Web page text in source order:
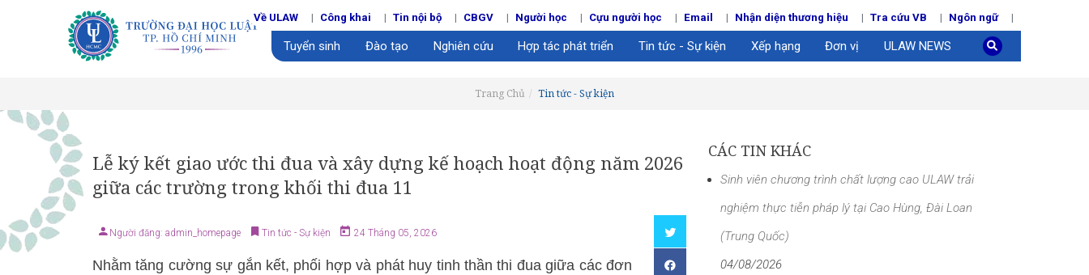
Về ULAW Công khai Tin nội bộ CBGV Người học Cựu người học Email Nhận diện thương hiệu Tra cứu VB Ngôn ngữ
Tuyển sinh Đào tạo Nghiên cứu Hợp tác phát triển Tin tức - Sự kiện Xếp hạng Đơn vị ULAW NEWS
Trang Chủ Tin tức - Sự kiện
Lễ ký kết giao ước thi đua và xây dựng kế hoạch hoạt động năm 2026
giữa các trường trong khối thi đua 11
Người đăng: admin_homepage Tin tức - Sự kiện 24 Tháng 05, 2026
Nhằm tăng cường sự gắn kết, phối hợp và phát huy tinh thần thi đua giữa các đơn
CÁC TIN KHÁC
Sinh viên chương trình chất lượng cao ULAW trải
nghiệm thực tiễn pháp lý tại Cao Hùng, Đài Loan
(Trung Quốc)
04/08/2026